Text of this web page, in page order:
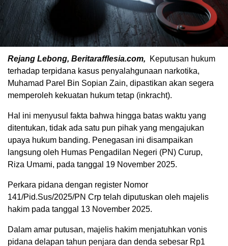
Rejang Lebong, Beritarafflesia.com,
Keputusan hukum
terhadap terpidana kasus penyalahgunaan narkotika,
Muhamad Parel Bin Sopian Zain, dipastikan akan segera
memperoleh kekuatan hukum tetap (inkracht).
Hal ini menyusul fakta bahwa hingga batas waktu yang
ditentukan, tidak ada satu pun pihak yang mengajukan
upaya hukum banding. Penegasan ini disampaikan
langsung oleh Humas Pengadilan Negeri (PN) Curup,
Riza Umami, pada tanggal 19 November 2025.
Perkara pidana dengan register Nomor
141/Pid.Sus/2025/PN Crp telah diputuskan oleh majelis
hakim pada tanggal 13 November 2025.
Dalam amar putusan, majelis hakim menjatuhkan vonis
pidana delapan tahun penjara dan denda sebesar Rp1